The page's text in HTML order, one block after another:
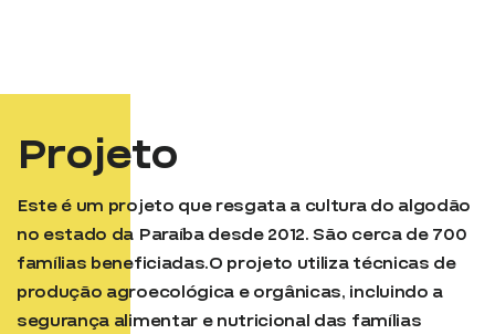
Projeto
Este é um projeto que resgata a cultura do algodão
no estado da Paraíba desde 2012. São cerca de 700
famílias beneficiadas.O projeto utiliza técnicas de
produção agroecológica e orgânicas, incluindo a
segurança alimentar e nutricional das famílias